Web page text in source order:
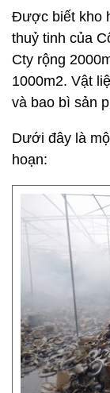
Được biết kho
thuỷ tinh của
Cty rộng
1000m2. Vật
và bao bì sản
Dưới đây là
hoạn: